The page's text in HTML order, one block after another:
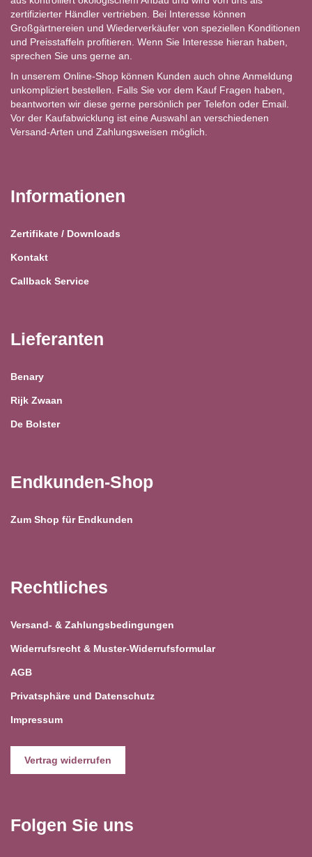
zertifizierter Händler vertrieben. Bei Interesse können
Großgärtnereien und Wiederverkäufer von speziellen Konditionen
und Preisstaffeln profitieren. Wenn Sie Interesse hieran haben,
sprechen Sie uns gerne an.
In unserem Online-Shop können Kunden auch ohne Anmeldung
unkompliziert bestellen. Falls Sie vor dem Kauf Fragen haben,
beantworten wir diese gerne persönlich per Telefon oder Email.
Vor der Kaufabwicklung ist eine Auswahl an verschiedenen
Versand-Arten und Zahlungsweisen möglich.
Informationen
Zertifikate / Downloads
Kontakt
Callback Service
Lieferanten
Benary
Rijk Zwaan
De Bolster
Endkunden-Shop
Zum Shop für Endkunden
Rechtliches
Versand- & Zahlungsbedingungen
Widerrufsrecht & Muster-Widerrufsformular
AGB
Privatsphäre und Datenschutz
Impressum
Vertrag widerrufen
Folgen Sie uns